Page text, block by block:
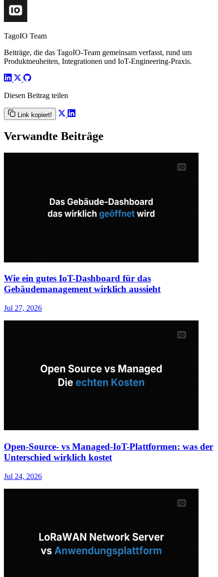
TagoIO Team
Beiträge, die das TagoIO-Team gemeinsam verfasst, rund um
Produktneuheiten, Integrationen und IoT-Engineering-Praxis.
Diesen Beitrag teilen
Link kopiert!
Verwandte Beiträge
Wie ein gutes IoT-Dashboard für das
Gebäudemanagement wirklich aussieht
Jul 27, 2026
Open-Source- vs Managed-IoT-Plattformen: was der
Unterschied wirklich kostet
Jul 24, 2026